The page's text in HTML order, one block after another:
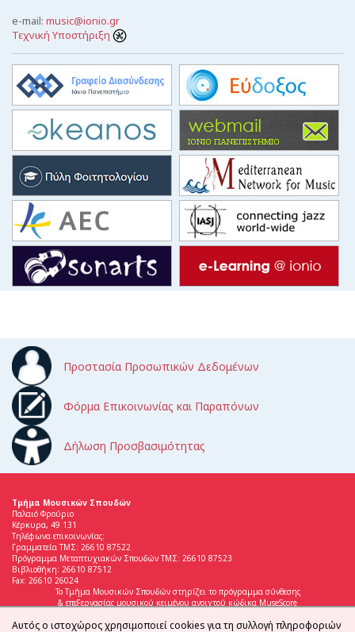
e-mail: music@ionio.gr
Τεχνική Υποστήριξη
Προστασία Προσωπικών Δεδομένων
Φόρμα Επικοινωνίας και Παραπόνων
Δήλωση Προσβασιμότητας
Τμήμα Μουσικών Σπουδών
Παλαιό Φρούριο
Κέρκυρα, 49 131
Τηλέφωνα επικοινωνίας:
Γραμματεία ΤΜΣ: 26610 87522
Πρόγραμμα Μεταπτυχιακών Σπουδών ΤΜΣ: 26610 87523
Βιβλιοθήκη: 26610 87512
Fax: 26610 26024
Το Τμήμα Μουσικών Σπουδών στηρίζει το πρόγραμμα σύνθεσης
& επεξεργασίας μουσικού κειμένου ανοιχτού κώδικα MuseScore
Αυτός ο ιστοχώρος χρησιμοποιεί cookies για τη συλλογή πληροφοριών